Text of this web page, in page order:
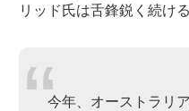
リッド氏は舌鋒鋭く続ける
今年、オーストラリ